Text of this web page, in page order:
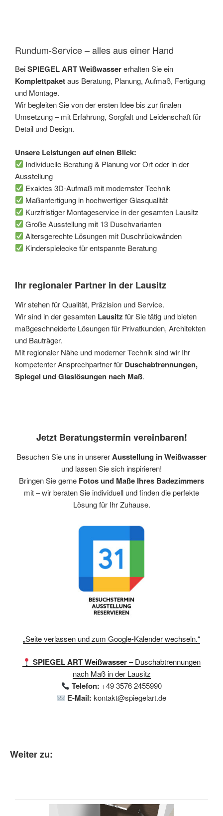
Rundum-Service – alles aus einer Hand
BeiSPIEGEL ART Weißwassererhalten Sie ein
Komplettpaketaus Beratung, Planung, Aufmaß, Fertigung
und Montage.
Wir begleiten Sie von der ersten Idee bis zur finalen
Umsetzung – mit Erfahrung, Sorgfalt und Leidenschaft für
Detail und Design.
Unsere Leistungen auf einen Blick:
Individuelle Beratung & Planung vor Ort oder in der
Ausstellung
Exaktes 3D-Aufmaß mit modernster Technik
Maßanfertigung in hochwertiger Glasqualität
Kurzfristiger Montageservice in der gesamten Lausitz
Große Ausstellung mit 13 Duschvarianten
Altersgerechte Lösungen mit Duschrückwänden
Kinderspielecke für entspannte Beratung
Ihr regionaler Partner in der Lausitz
Wir stehen für Qualität, Präzision und Service.
Wir sind in der gesamten Lausitz für Sie tätig und bieten
maßgeschneiderte Lösungen für Privatkunden, Architekten
und Bauträger.
Mit regionaler Nähe und moderner Technik sind wir Ihr
kompetenter Ansprechpartner für Duschabtrennungen,
Spiegel und Glaslösungen nach Maß.
Jetzt Beratungstermin vereinbaren!
Besuchen Sie uns in unsererAusstellung in Weißwasser
und lassen Sie sich inspirieren!
Bringen Sie gerne Fotos und Maße Ihres Badezimmers
mit – wir beraten Sie individuell und finden die perfekte
Lösung für Ihr Zuhause.
„Seite verlassen und zum Google-Kalender wechseln.“
SPIEGEL ART Weißwasser– Duschabtrennungen
nach Maß in der Lausitz
Telefon: +49 3576 2455990
E-Mail: kontakt@spiegelart.de
Weiter zu: